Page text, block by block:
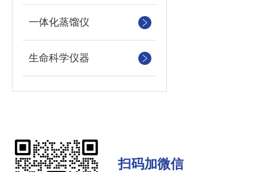
一体化蒸馏仪
生命科学仪器
扫码加微信